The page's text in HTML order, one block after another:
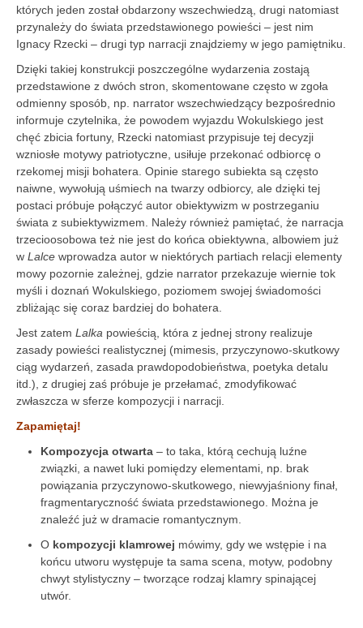
których jeden został obdarzony wszechwiedzą, drugi natomiast
przynależy do świata przedstawionego powieści – jest nim
Ignacy Rzecki – drugi typ narracji znajdziemy w jego pamiętniku.
Dzięki takiej konstrukcji poszczególne wydarzenia zostają
przedstawione z dwóch stron, skomentowane często w zgoła
odmienny sposób, np. narrator wszechwiedzący bezpośrednio
informuje czytelnika, że powodem wyjazdu Wokulskiego jest
chęć zbicia fortuny, Rzecki natomiast przypisuje tej decyzji
wzniosłe motywy patriotyczne, usiłuje przekonać odbiorcę o
rzekomej misji bohatera. Opinie starego subiekta są często
naiwne, wywołują uśmiech na twarzy odbiorcy, ale dzięki tej
postaci próbuje połączyć autor obiektywizm w postrzeganiu
świata z subiektywizmem. Należy również pamiętać, że narracja
trzecioosobowa też nie jest do końca obiektywna, albowiem już
w Lalce wprowadza autor w niektórych partiach relacji elementy
mowy pozornie zależnej, gdzie narrator przekazuje wiernie tok
myśli i doznań Wokulskiego, poziomem swojej świadomości
zbliżając się coraz bardziej do bohatera.
Jest zatem Lalka powieścią, która z jednej strony realizuje
zasady powieści realistycznej (mimesis, przyczynowo-skutkowy
ciąg wydarzeń, zasada prawdopodobieństwa, poetyka detalu
itd.), z drugiej zaś próbuje je przełamać, zmodyfikować
zwłaszcza w sferze kompozycji i narracji.
Zapamiętaj!
Kompozycja otwarta – to taka, którą cechują luźne
związki, a nawet luki pomiędzy elementami, np. brak
powiązania przyczynowo-skutkowego, niewyjaśniony finał,
fragmentaryczność świata przedstawionego. Można je
znaleźć już w dramacie romantycznym.
O kompozycji klamrowej mówimy, gdy we wstępie i na
końcu utworu występuje ta sama scena, motyw, podobny
chwyt stylistyczny – tworzące rodzaj klamry spinającej
utwór.